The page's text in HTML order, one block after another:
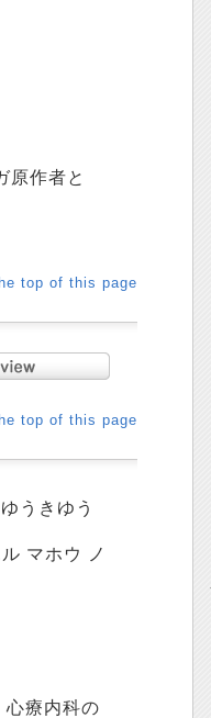
原作者と
top of this page
top of this page
うきゆう
マホウ ノ
心療内科の